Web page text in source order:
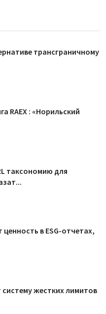
трансграничному
RAEX : «Норильский
таксономию для
в ESG-отчетах,
систему жестких лимитов